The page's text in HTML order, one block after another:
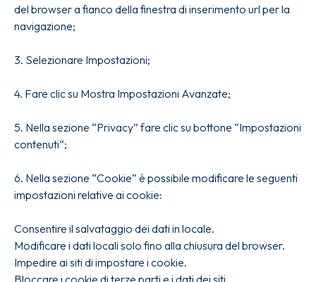
del browser a fianco della finestra di inserimento url per la
navigazione;
3. Selezionare Impostazioni;
4. Fare clic su Mostra Impostazioni Avanzate;
5. Nella sezione “Privacy” fare clic su bottone “Impostazioni
contenuti“;
6. Nella sezione “Cookie” è possibile modificare le seguenti
impostazioni relative ai cookie:
Consentire il salvataggio dei dati in locale.
Modificare i dati locali solo fino alla chiusura del browser.
Impedire ai siti di impostare i cookie.
Bloccare i cookie di terze parti e i dati dei siti.